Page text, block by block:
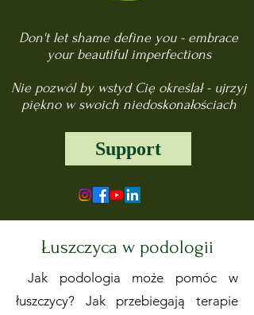
Don't let shame define you - embrace
your beautiful imperfections
Nie pozwól by wstyd Cię określał - ujrzyj
piękno w swoich niedoskonałościach
Support
Łuszczyca w podologii
Jak podologia może pomóc w
łuszczycy? Jak przebiegają terapie